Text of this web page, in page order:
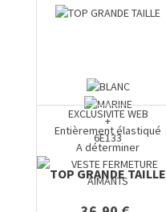
+
6E133
TOP GRANDE TAILLE
EXCLUSIVITE WEB
Entièrement élastiqué
A déterminer